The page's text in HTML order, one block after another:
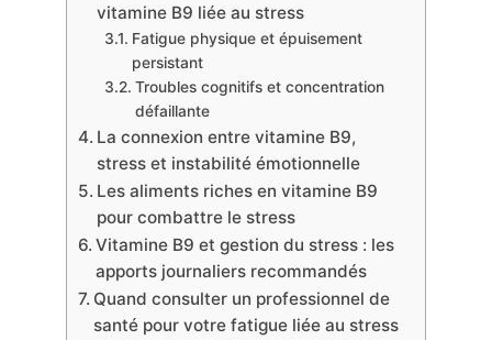
vitamine B9 liée au stress
Fatigue physique et épuisement
persistant
Troubles cognitifs et concentration
défaillante
La connexion entre vitamine B9,
stress et instabilité émotionnelle
Les aliments riches en vitamine B9
pour combattre le stress
Vitamine B9 et gestion du stress : les
apports journaliers recommandés
Quand consulter un professionnel de
santé pour votre fatigue liée au stress